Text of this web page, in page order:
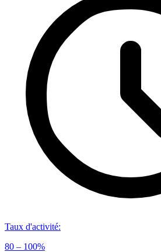
Taux d'activité:
80 – 100%